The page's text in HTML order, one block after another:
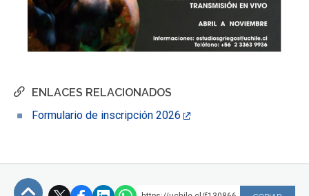
ENLACES RELACIONADOS
Formulario de inscripción 2026